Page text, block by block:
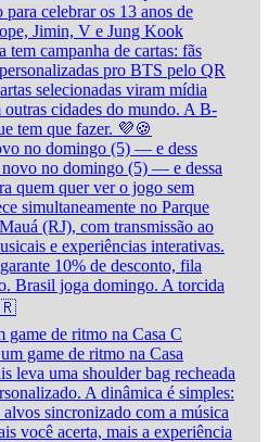
no domingo (5) — e dess
de ritmo na Casa C